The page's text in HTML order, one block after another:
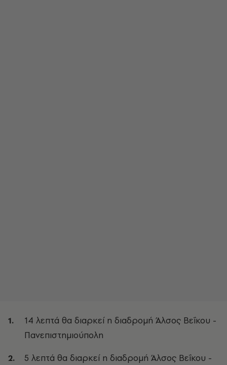
14 λεπτά θα διαρκεί η διαδρομή Άλσος Βεΐκου -
Πανεπιστημιούπολη
5 λεπτά θα διαρκεί η διαδρομή Άλσος Βεΐκου -